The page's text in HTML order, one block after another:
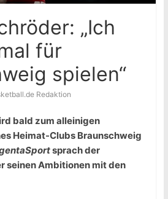
„Ich
für
spielen“
Redaktion
bald zum alleinigen
Heimat-Clubs Braunschweig
sprach der
seinen Ambitionen mit den